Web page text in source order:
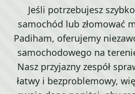
Jeśli potrzebujesz
samochód lub złomować
Padiham, oferujemy
samochodowego na
Nasz przyjazny zespół
łatwy i bezproblemowy,